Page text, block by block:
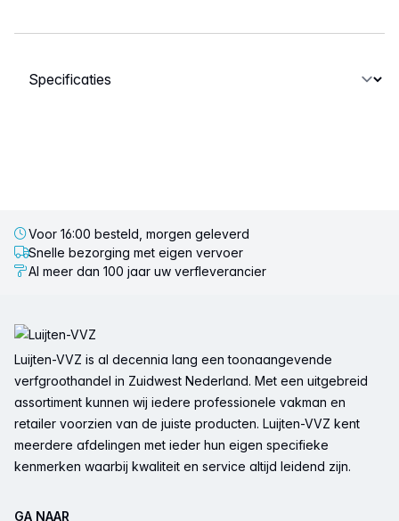
Selecteer een tabblad
Voor 16:00 besteld, morgen geleverd
Snelle bezorging met eigen vervoer
Al meer dan 100 jaar uw verfleverancier
Luijten-VVZ is al decennia lang een toonaangevende
verfgroothandel in Zuidwest Nederland. Met een uitgebreid
assortiment kunnen wij iedere professionele vakman en
retailer voorzien van de juiste producten. Luijten-VVZ kent
meerdere afdelingen met ieder hun eigen specifieke
kenmerken waarbij kwaliteit en service altijd leidend zijn.
GA NAAR